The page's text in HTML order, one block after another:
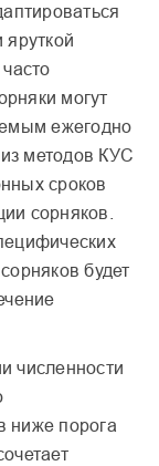
яруткой
могут
ежегодно
методов КУС
сроков
сорняков.
будет
численности
ниже порога